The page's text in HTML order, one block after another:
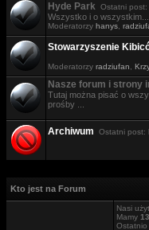
Hyde Park Ostatni post:
Wszystko i o wszystkim...
Moderatorzy hanys
Stowarzyszenie
Moderatorzy radziufan
Nasze forum i strony
Tutaj można pisać o
prośby ...
Archiwum Ostatni post:
Kto jest na Forum
Nasi
Mamy
Ostatnio